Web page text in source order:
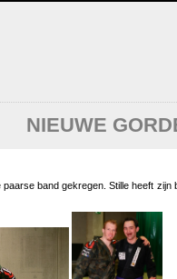
NIEUWE
band gekregen. Stille heeft